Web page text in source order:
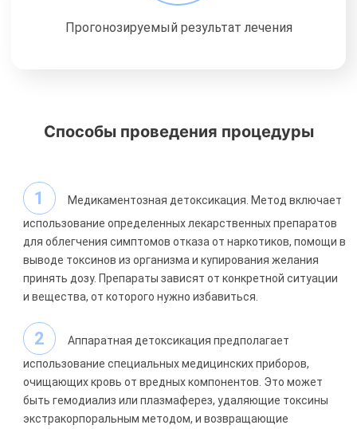
Прогонозируемый результат лечения
Способы проведения процедуры
Медикаментозная детоксикация. Метод включает
использование определенных лекарственных препаратов
для облегчения симптомов отказа от наркотиков, помощи в
выводе токсинов из организма и купирования желания
принять дозу. Препараты зависят от конкретной ситуации
и вещества, от которого нужно избавиться.
Аппаратная детоксикация предполагает
использование специальных медицинских приборов,
очищающих кровь от вредных компонентов. Это может
быть гемодиализ или плазмаферез, удаляющие токсины
экстракорпоральным методом, и возвращающие